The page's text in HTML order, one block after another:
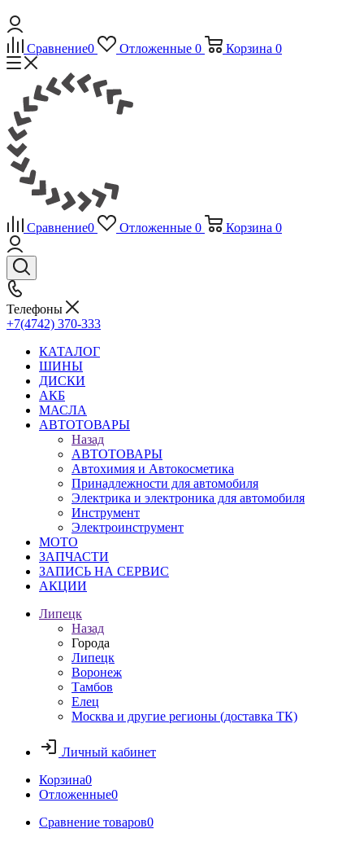
Сравнение0 Отложенные 0 Корзина 0
Сравнение0 Отложенные 0 Корзина 0
Телефоны
+7(4742) 370-333
КАТАЛОГ
ШИНЫ
ДИСКИ
АКБ
МАСЛА
АВТОТОВАРЫ
Назад
АВТОТОВАРЫ
Автохимия и Автокосметика
Принадлежности для автомобиля
Электрика и электроника для автомобиля
Инструмент
Электроинструмент
МОТО
ЗАПЧАСТИ
ЗАПИСЬ НА СЕРВИС
АКЦИИ
Липецк
Назад
Города
Липецк
Воронеж
Тамбов
Елец
Москва и другие регионы (доставка ТК)
Личный кабинет
Корзина0
Отложенные0
Сравнение товаров0